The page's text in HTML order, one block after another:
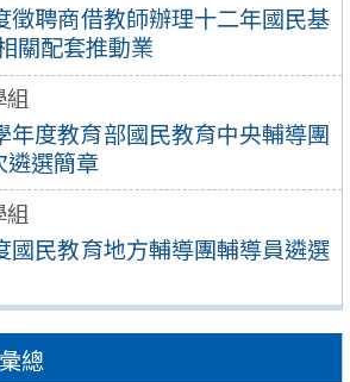
徵聘商借教師辦理十二年國民基
關配套推動業
組
年度教育部國民教育中央輔導團
遴選簡章
組
國民教育地方輔導團輔導員遴選
總